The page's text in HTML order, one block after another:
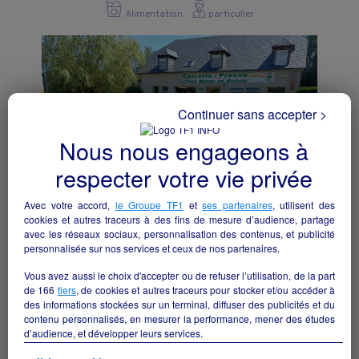
Alimentation particulier
Epicerie multiservice, tabac, presse, FdJ,
habitation).
Paulhac - 15430
Alimentation
Nous nous engageons à
respecter votre vie privée
Avec votre accord, le Groupe TF1 etses partenaires, utilisent des
cookies et autres traceurs à des fins de mesure d’audience, partage
avec les réseaux sociaux, personnalisation des contenus, et publicité
personnalisée sur nos services et ceux de nos partenaires.
Vous avez aussi le choix d'accepter ou de refuser l’utilisation, de la part
de 166 tiers, de cookies et autres traceurs pour stocker et/ou accéder à
des informations stockées sur un terminal, diffuser des publicités et du
contenu personnalisés, en mesurer la performance, mener des études
d’audience, et développer leurs services.
Continuer sans accepter >